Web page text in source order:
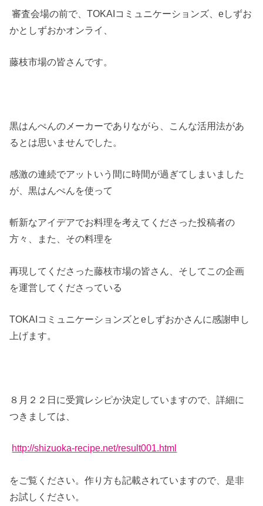
審査会場の前で、TOKAIコミュニケーションズ、eしずお
かとしずおかオンライ、
藤枝市場の皆さんです。
黒はんぺんのメーカーでありながら、こんな活用法があ
るとは思いませんでした。
感激の連続でアットいう間に時間が過ぎてしまいました
が、黒はんぺんを使って
斬新なアイデアでお料理を考えてくださった投稿者の
方々、また、その料理を
再現してくださった藤枝市場の皆さん、そしてこの企画
を運営してくださっている
TOKAIコミュニケーションズとeしずおかさんに感謝申し
上げます。
８月２２日に受賞レシピか決定していますので、詳細に
つきましては、
http://shizuoka-recipe.net/result001.html
をご覧ください。作り方も記載されていますので、是非
お試しください。